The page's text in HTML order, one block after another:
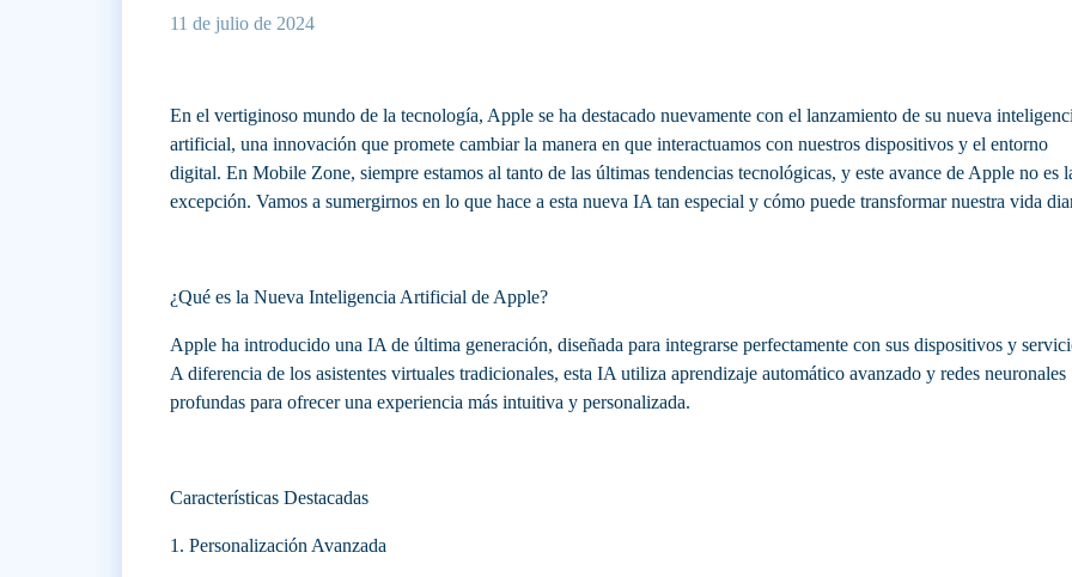
11 de julio de 2024
En el vertiginoso mundo de la tecnología, Apple se ha destacado nuevamente con el lanzamiento de su nueva
artificial, una innovación que promete cambiar la manera en que interactuamos con nuestros dispositivos y el entorno
digital. En Mobile Zone, siempre estamos al tanto de las últimas tendencias tecnológicas, y este avance de Apple no es
excepción. Vamos a sumergirnos en lo que hace a esta nueva IA tan especial y cómo puede transformar nuestra vida
¿Qué es la Nueva Inteligencia Artificial de Apple?
Apple ha introducido una IA de última generación, diseñada para integrarse perfectamente con sus dispositivos y
A diferencia de los asistentes virtuales tradicionales, esta IA utiliza aprendizaje automático avanzado y redes neuronales
profundas para ofrecer una experiencia más intuitiva y personalizada.
Características Destacadas
1. Personalización Avanzada